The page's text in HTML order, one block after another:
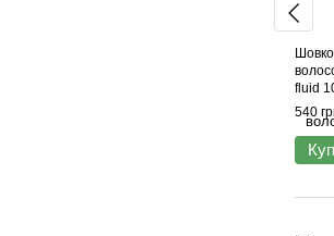
fluid
540